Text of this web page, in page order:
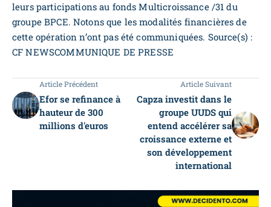
leurs participations au fonds Multicroissance /31 du
groupe BPCE. Notons que les modalités financières de
cette opération n’ont pas été communiquées. Source(s) :
CF NEWSCOMMUNIQUE DE PRESSE
Article Précédent
Efor se refinance à
hauteur de 300
millions d'euros
Article Suivant
Capza investit dans le
groupe UUDS qui
entend accélérer sa
croissance externe et
son développement
international